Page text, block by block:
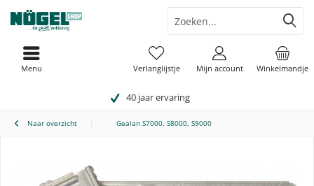
40 jaar ervaring
Winkelmandje
Verlanglijstje Mijn account
Menu
Naar overzicht Gealan S7000, S8000, S9000